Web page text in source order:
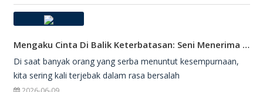
Mengaku Cinta Di Balik Keterbatasan: Seni Menerima Diri Di Hadapan Ilahi
Di saat banyak orang yang serba menuntut kesempurnaan,
kita sering kali terjebak dalam rasa bersalah